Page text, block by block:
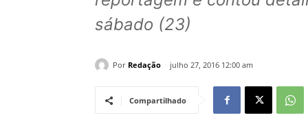
sábado (23)
Por Redação julho 27, 2016 12:00 am
Compartilhado